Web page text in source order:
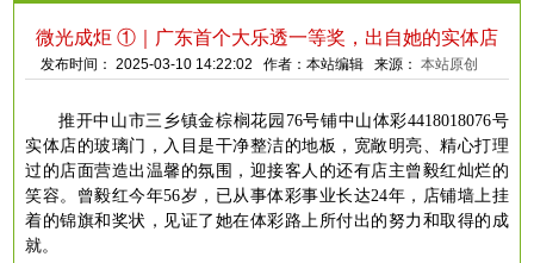
微光成炬 ①｜广东首个大乐透一等奖，出自她的实体店
发布时间： 2025-03-10 14:22:02 作者：本站编辑 来源：本站原创
推开中山市三乡镇金棕榈花园 76号铺中山体彩4418018076号
实体店的玻璃门，入目是干净整洁的地板，宽敞明亮、精心打理
过的店面营造出温馨的氛围，迎接客人的还有店主曾毅红灿烂的
笑容。曾毅红今年56岁，已从事体彩事业长达24年，店铺墙上挂
着的锦旗和奖状，见证了她在体彩路上所付出的努力和取得的成
就。